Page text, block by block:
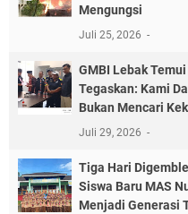
Mengungsi
Juli 25, 2026
GMBI Lebak
Tegaskan: Kami
Bukan Mencari
Juli 29, 2026
Tiga Hari
Siswa Baru MAS
Menjadi Generasi